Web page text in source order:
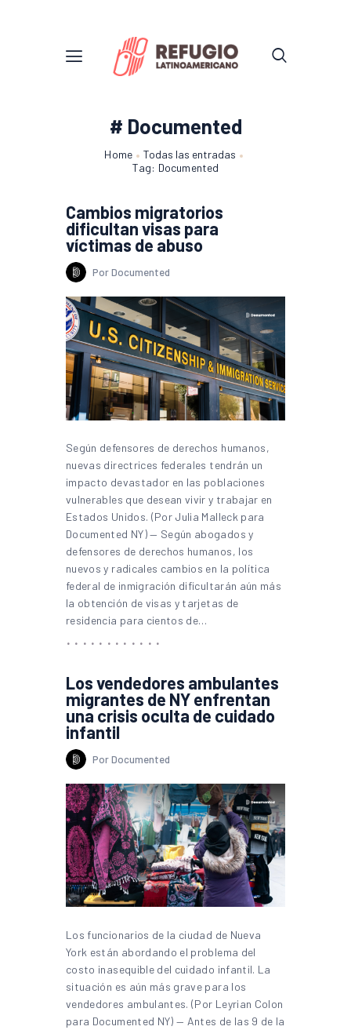
# Documented
Home
Todas las entradas
Tag: Documented
Cambios migratorios
dificultan visas para
víctimas de abuso
Por Documented
Según defensores de derechos humanos,
nuevas directrices federales tendrán un
impacto devastador en las poblaciones
vulnerables que desean vivir y trabajar en
Estados Unidos. (Por Julia Malleck para
Documented NY) — Según abogados y
defensores de derechos humanos, los
nuevos y radicales cambios en la política
federal de inmigración dificultarán aún más
la obtención de visas y tarjetas de
residencia para cientos de…
Los vendedores ambulantes
migrantes de NY enfrentan
una crisis oculta de cuidado
infantil
Por Documented
Los funcionarios de la ciudad de Nueva
York están abordando el problema del
costo inasequible del cuidado infantil. La
situación es aún más grave para los
vendedores ambulantes. (Por Leyrian Colon
para Documented NY) — Antes de las 9 de la